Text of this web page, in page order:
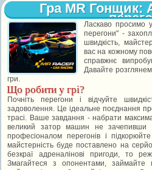
Гра MR Гонщик:
Ласкаво просимо
перегони" -
швидкість,
вас на кожному
справжнє
Давайте
гри.
Що робити у грі?
Почніть перегони і відчуйте
задоволення. Це ідеальне поєднання
трасі. Ваше завдання - набрати
великий затор машин не зачепивши
професіоналом перегонів і
майстерність буде поставлено на
безкраї адреналінові пригоди, то
Змагайтеся з опонентами, займайте